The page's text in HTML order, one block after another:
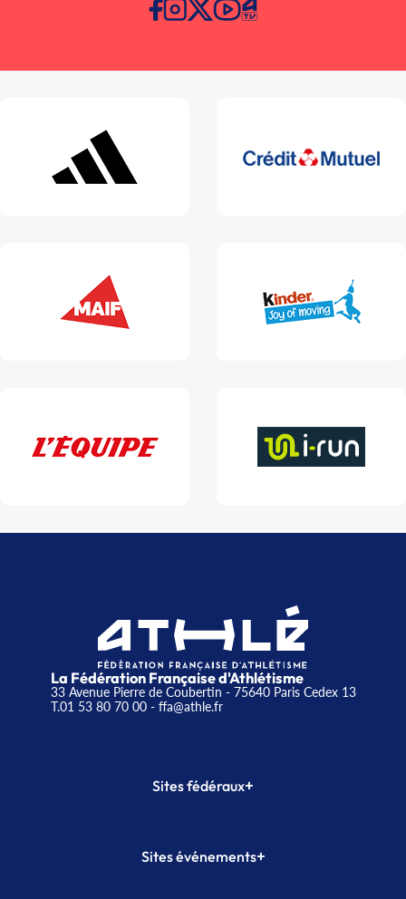
La Fédération Française d'Athlétisme
33 Avenue Pierre de Coubertin - 75640 Paris Cedex 13
T.01 53 80 70 00- ffa@athle.fr
Sites fédéraux+
Plateforme Formation
Sites événements+